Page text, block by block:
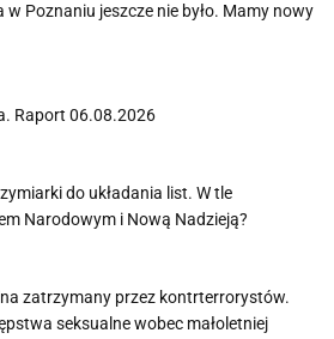
Poznaniu jeszcze nie było. Mamy nowy
Raport 06.08.2026
do układania list. W tle
Narodowym i Nową Nadzieją?
zatrzymany przez kontrterrorystów.
seksualne wobec małoletniej